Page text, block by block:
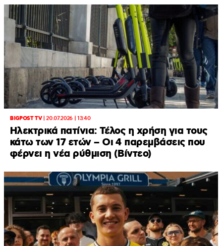
BIGPOST TV|20.07.2026 | 13:40
Ηλεκτρικά πατίνια: Τέλος η χρήση για τους
κάτω των 17 ετών – Οι 4 παρεμβάσεις που
φέρνει η νέα ρύθμιση (Βίντεο)